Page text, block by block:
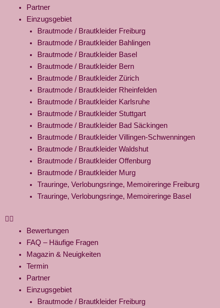
Partner
Einzugsgebiet
Brautmode / Brautkleider Freiburg
Brautmode / Brautkleider Bahlingen
Brautmode / Brautkleider Basel
Brautmode / Brautkleider Bern
Brautmode / Brautkleider Zürich
Brautmode / Brautkleider Rheinfelden
Brautmode / Brautkleider Karlsruhe
Brautmode / Brautkleider Stuttgart
Brautmode / Brautkleider Bad Säckingen
Brautmode / Brautkleider Villingen-Schwenningen
Brautmode / Brautkleider Waldshut
Brautmode / Brautkleider Offenburg
Brautmode / Brautkleider Murg
Trauringe, Verlobungsringe, Memoireringe Freiburg
Trauringe, Verlobungsringe, Memoireringe Basel
Bewertungen
FAQ – Häufige Fragen
Magazin & Neuigkeiten
Termin
Partner
Einzugsgebiet
Brautmode / Brautkleider Freiburg